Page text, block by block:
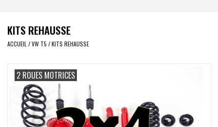
accéder
au
Viano /Vito 639
VW T7 2025
VW T5
VW CRAFTER / MAN TGE
KITS REHAUSSE
ACCUEIL /VW T5 /KITS REHAUSSE
2 ROUES MOTRICES